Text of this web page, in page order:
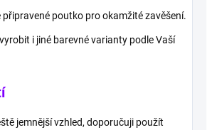
připravené poutko pro okamžité zavěšení.
i jiné barevné varianty podle Vaší
jemnější vzhled, doporučuji použít